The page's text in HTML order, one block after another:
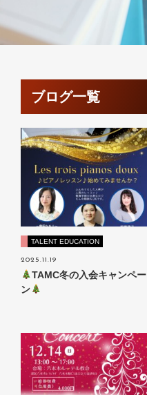
ブログ一覧
TALENT EDUCATION
2025.11.19
TAMC冬の入会キャンペー
ン